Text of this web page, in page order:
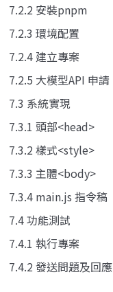
7.2.2 安裝pnpm
7.2.3 環境配置
7.2.4 建立專案
7.2.5 大模型API 申請
7.3 系統實現
7.3.1 頭部<head>
7.3.2 樣式<style>
7.3.3 主體<body>
7.3.4 main.js 指令稿
7.4 功能測試
7.4.1 執行專案
7.4.2 發送問題及回應